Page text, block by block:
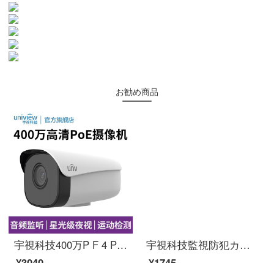
お勧め商品
宇視科技400万P F 4 P監視カメラネットワーク高精細POE家庭用録音屋外店舗用商用星光夜間テレビ携帯電話長PF 4 P焦点距離4 mm（録音可能＋夜間テレビ60メートル）
宇視科技監視防犯カメラ200万HDDPOE給電ラインネリングトでビディオカメラ200万HD焦点距離8 mm